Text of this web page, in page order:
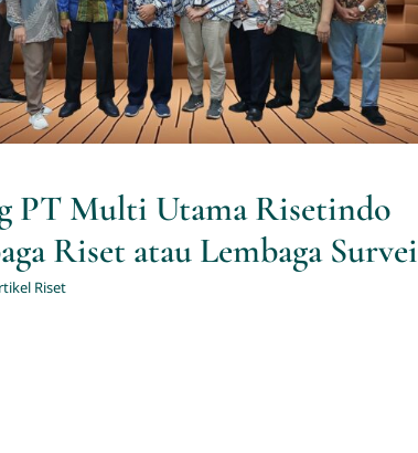
Artikel Riset
PT Multi Utama Risetindo
Riset atau Lembaga Survei
Riset